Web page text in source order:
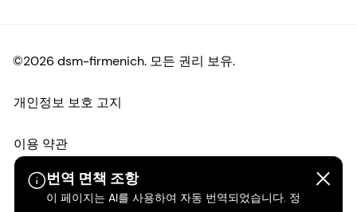
번역 면책 조항
이 페이지는 AI를 사용하여 자동 번역되었습니다. 정
©2026 dsm-firmenich. 모든 권리 보유.
개인정보 보호 고지
이용 약관
약관